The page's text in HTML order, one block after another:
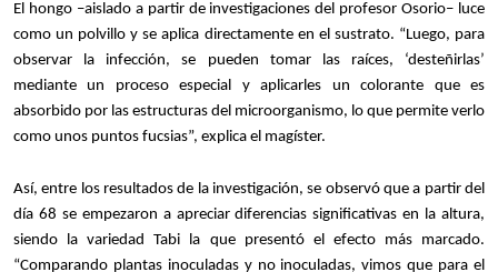
El hongo –aislado a partir de investigaciones del profesor Osorio– luce
como un polvillo y se aplica directamente en el sustrato. “Luego, para
observar la infección, se pueden tomar las raíces, ‘desteñirlas’
mediante un proceso especial y aplicarles un colorante que es
absorbido por las estructuras del microorganismo, lo que permite verlo
como unos puntos fucsias”, explica el magíster.
Así, entre los resultados de la investigación, se observó que a partir del
día 68 se empezaron a apreciar diferencias significativas en la altura,
siendo la variedad Tabi la que presentó el efecto más marcado.
“Comparando plantas inoculadas y no inoculadas, vimos que para el